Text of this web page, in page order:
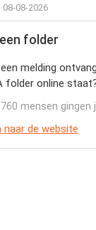
08-2026
folder
melding
folder online
mensen gingen
naar de website